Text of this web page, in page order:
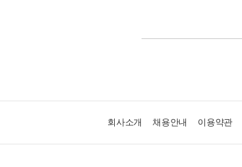
회사소개 채용안내 이용약관